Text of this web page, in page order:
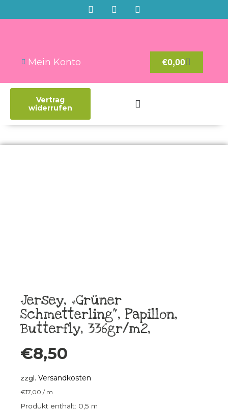
Mein Konto €0,00
Vertrag
widerrufen
Jersey, „Grüner
Schmetterling“, Papillon,
Butterfly, 336gr/m2,
€8,50
zzgl. Versandkosten
€17,00 / m
Produkt enthält: 0,5 m